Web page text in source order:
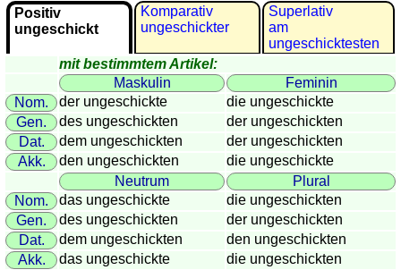
Autokennzeichen
Sonnenstand
Fahrradtouren
Reisewortschatz
SPIELE
Geografie
Küstenquiz
Geografiequiz
Länderquiz
Flüsse-
und
Städtequiz
Positiv
ungeschickt
Komparativ
ungeschickter
Superlativ
am
ungeschicktesten
mit bestimmtem Artikel:
Maskulin
Feminin
Nom.
der ungeschickte
die ungeschickte
Gen.
des ungeschickten
der ungeschickten
Dat.
dem ungeschickten
der ungeschickten
Akk.
den ungeschickten
die ungeschickte
Neutrum
Plural
Nom.
das ungeschickte
die ungeschickten
Gen.
des ungeschickten
der ungeschickten
Dat.
dem ungeschickten
den ungeschickten
Akk.
das ungeschickte
die ungeschickten